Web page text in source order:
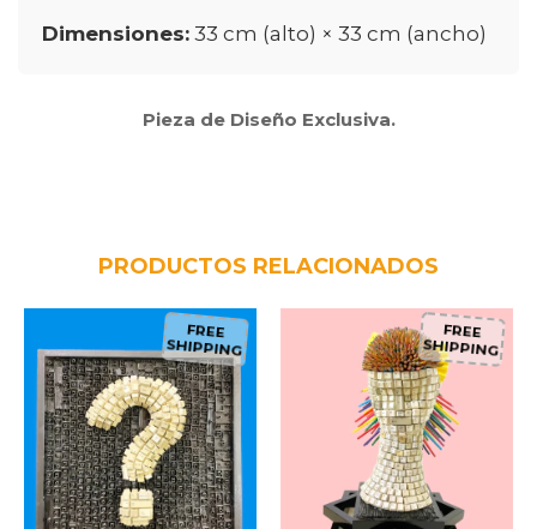
Dimensiones: 33 cm (alto) × 33 cm (ancho)
Pieza de Diseño Exclusiva.
PRODUCTOS RELACIONADOS
FREE
SHIPPING
FREE
SHIPPING